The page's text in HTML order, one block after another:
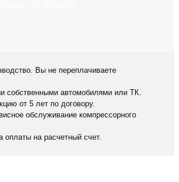
Вы не переплачиваете
собственными автомобилями или ТК.
от 5 лет по договору.
обслуживание компрессорного
оплаты на расчетный счет.